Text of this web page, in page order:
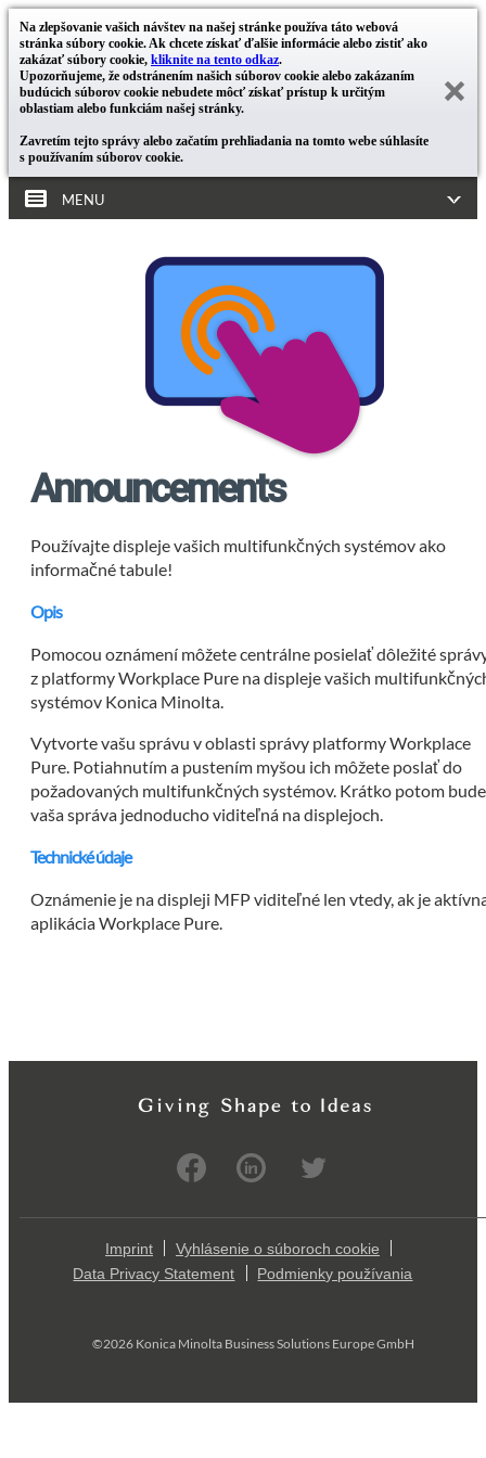
Na zlepšovanie vašich návštev na našej stránke používa táto webová
stránka súbory cookie. Ak chcete získať ďalšie informácie alebo zistiť ako
zakázať súbory cookie, kliknite na tento odkaz.
Upozorňujeme, že odstránením našich súborov cookie alebo zakázaním
budúcich súborov cookie nebudete môcť získať prístup k určitým
oblastiam alebo funkciám našej stránky.
Zavretím tejto správy alebo začatím prehliadania na tomto webe súhlasíte
s používaním súborov cookie.
MENU
Announcements
Používajte displeje vašich multifunkčných systémov ako
informačné tabule!
Opis
Pomocou oznámení môžete centrálne posielať dôležité
z platformy Workplace Pure na displeje vašich
systémov Konica Minolta.
Vytvorte vašu správu v oblasti správy platformy Workplace
Pure. Potiahnutím a pustením myšou ich môžete poslať do
požadovaných multifunkčných systémov. Krátko potom bude
vaša správa jednoducho viditeľná na displejoch.
Technické údaje
Oznámenie je na displeji MFP viditeľné len vtedy, ak je
aplikácia Workplace Pure.
Imprint
Vyhlásenie o súboroch cookie
Data Privacy Statement
Podmienky používania
©2026 Konica Minolta Business Solutions Europe GmbH